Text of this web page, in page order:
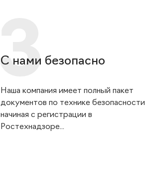
С нами безопасно
Наша компания имеет полный пакет
документов по технике безопасности
начиная с регистрации в
Ростехнадзоре...